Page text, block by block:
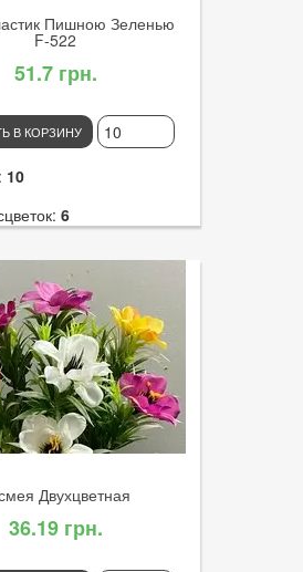
Пишною Зеленью
F-522
51.7 грн.
В КОРЗИНУ
10
6
7
3286
цветка:
Двухцветная
36.19 грн.